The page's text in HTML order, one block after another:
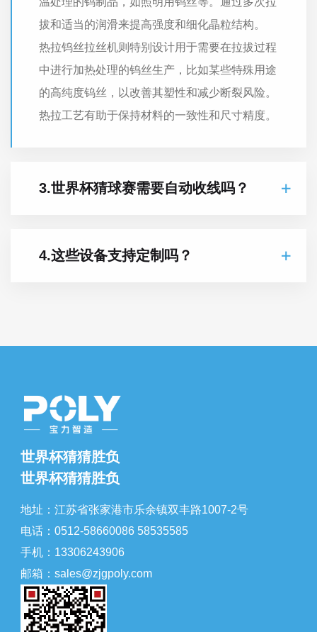
拔和适当的润滑来提高强度和细化晶粒结构。
热拉钨丝拉丝机则特别设计用于需要在拉拔过程
中进行加热处理的钨丝生产，比如某些特殊用途
的高纯度钨丝，以改善其塑性和减少断裂风险。
热拉工艺有助于保持材料的一致性和尺寸精度。
3.世界杯猜球赛需要自动收线吗？
4.这些设备支持定制吗？
世界杯猜猜胜负
世界杯猜猜胜负
地址：江苏省张家港市乐余镇双丰路1007-2号
电话：0512-58660086 58535585
手机：13306243906
邮箱：sales@zjgpoly.com